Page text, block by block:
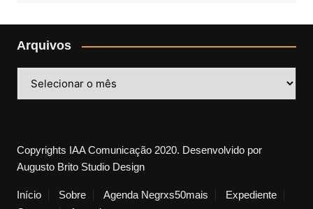
Arquivos
Copyrights IAA Comunicação 2020. Desenvolvido por
Augusto Brito Studio Design
Início Sobre Agenda Negrxs50mais
Expediente